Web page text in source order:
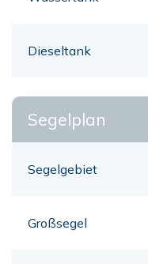
Dieseltank
Segelplan
Segelgebiet
Großsegel